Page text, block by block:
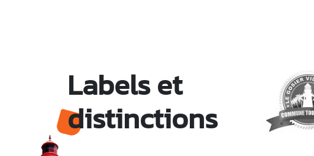
Labels et
distinctions